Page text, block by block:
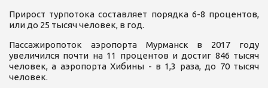
Прирост турпотока составляет порядка 6-8 процентов,
или до 25 тысяч человек, в год.
Пассажиропоток аэропорта Мурманск в 2017 году
увеличился почти на 11 процентов и достиг 846 тысяч
человек, а аэропорта Хибины - в 1,3 раза, до 70 тысяч
человек.